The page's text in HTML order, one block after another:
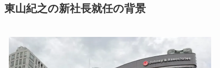
東山紀之の新社長就任の背景